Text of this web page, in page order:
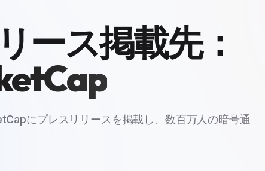
ース掲載先：
にプレスリリースを掲載し、数百万人の暗号通